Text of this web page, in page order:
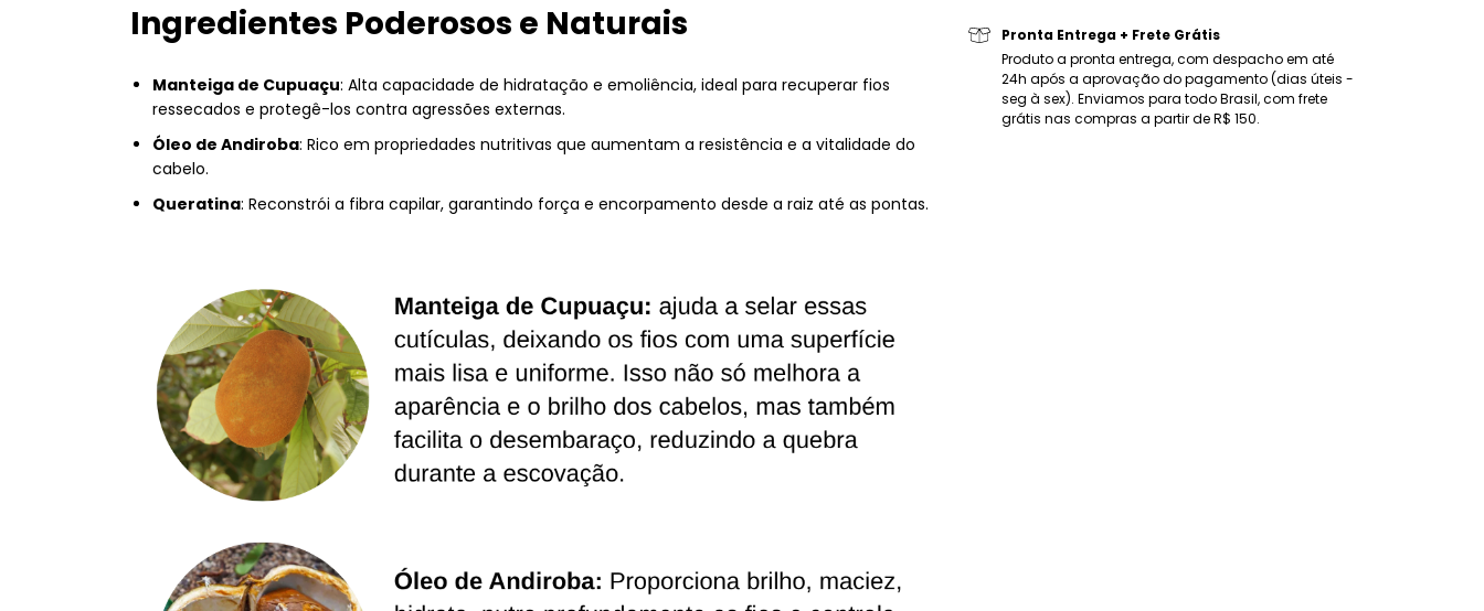
Ingredientes Poderosos e Naturais
Manteiga de Cupuaçu: Alta capacidade de hidratação e emoliência, ideal para recuperar fios
ressecados e protegê-los contra agressões externas.
Óleo de Andiroba: Rico em propriedades nutritivas que aumentam a resistência e a vitalidade do
cabelo.
Queratina: Reconstrói a fibra capilar, garantindo força e encorpamento desde a raiz até as pontas.
Pronta Entrega + Frete Grátis
Produto a pronta entrega, com despacho em até
24h após a aprovação do pagamento (dias úteis -
seg à sex). Enviamos para todo Brasil, com frete
grátis nas compras a partir de R$ 150.